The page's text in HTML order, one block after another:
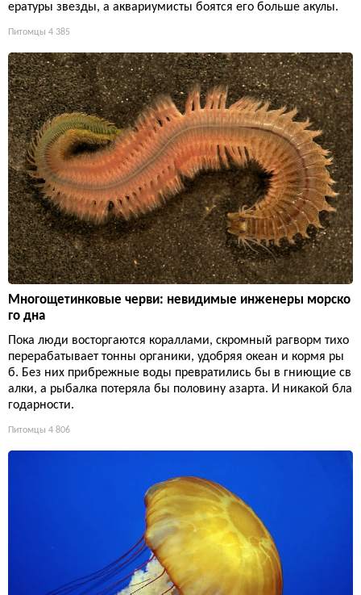
ературы звезды, а аквариумисты боятся его больше акулы.
Питомцы 4 385
Многощетинковые черви: невидимые инженеры морско
го дна
Пока люди восторгаются кораллами, скромный рагворм тихо
перерабатывает тонны органики, удобряя океан и кормя ры
б. Без них прибрежные воды превратились бы в гниющие св
алки, а рыбалка потеряла бы половину азарта. И никакой бла
годарности.
Питомцы 4 806